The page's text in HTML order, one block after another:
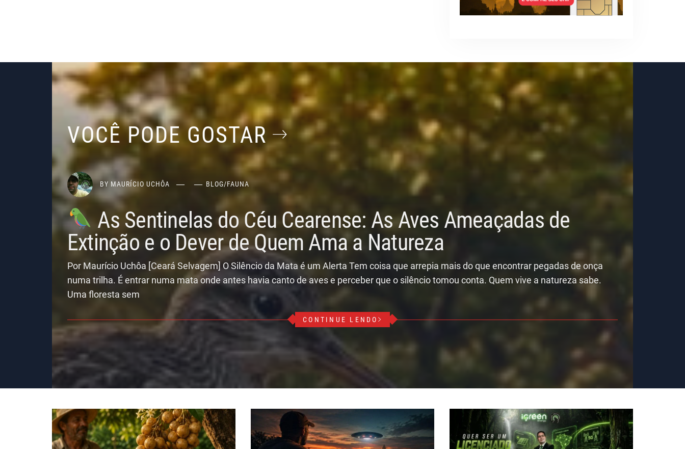
VOCÊ PODE GOSTAR
BY MAURÍCIO UCHÔA BLOG/FAUNA
As Sentinelas do Céu Cearense: As Aves Ameaçadas de
Extinção e o Dever de Quem Ama a Natureza
Por Maurício Uchôa [Ceará Selvagem] O Silêncio da Mata é um Alerta Tem coisa que arrepia mais do que encontrar pegadas de onça
numa trilha. É entrar numa mata onde antes havia canto de aves e perceber que o silêncio tomou conta. Quem vive a natureza sabe.
Uma floresta sem
CONTINUE LENDO